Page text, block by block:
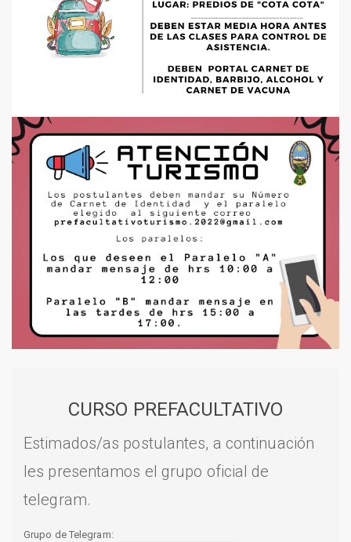
CURSO PREFACULTATIVO
Estimados/as postulantes, a continuación
les presentamos el grupo oficial de
telegram.
Grupo de Telegram: